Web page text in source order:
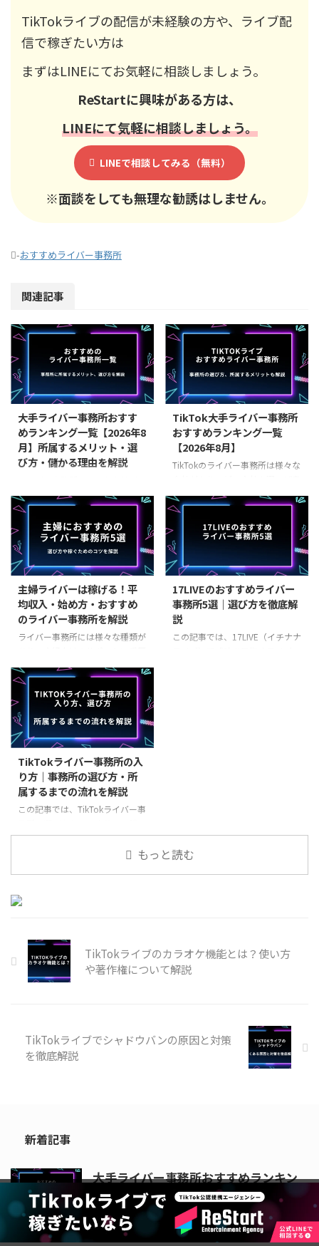
TikTokライブの配信が未経験の方や、ライブ配
信で稼ぎたい方は
まずはLINEにてお気軽に相談しましょう。
ReStartに興味がある方は、
LINEにて気軽に相談しましょう。
LINEで相談してみる（無料）
※面談をしても無理な勧誘はしません。
-おすすめライバー事務所
関連記事
大手ライバー事務所おすす
めランキング一覧【2026年8
月】所属するメリット・選
び方・儲かる理由を解説
りますが、アプリ別に強みを持っ
ていることが多いです。そのた
め、自分が何のアプリでどんな配
信をしたいかを検討する所から始
めましょう。この記事ではおすす
めのライバー事務所や所属するに
あたってのメリットなどを解説し
ます。 この記事で伝えたいこと
ライバー事務所に所属すべき理由
ライバー事務所は実績豊富な所を
選ぶと間違いない ライブ配信ア
代理店）を選ぼう ライバー事務
所とは ライバー事務所とは、ラ
イブ配信者の育成やマネジメント
を行い、ライバーの配信活動を ...
TikTok大手ライバー事務所
おすすめランキング一覧
【2026年8月】
TikTokのライバー事務所は様々な
いか分からないという方も多いの
ではないでしょうか。ライバー事
務所の選び方は様々ありますが、
実績とノルマの有無で選べば間違
いないでしょう。本記事ではおす
すめのTikTokライバー事務所を厳
選して紹介します。 TikTokライ
ブのライバー事務所とは？
TikTokのライバー事務所とは、
TikTokアプリ内のライブ配信機能
「TikTok LIVE」で配信するライ
主婦ライバーは稼げる！平
均収入・始め方・おすすめ
のライバー事務所を解説
ライバー事務所には様々な種類が
い事務所も存在します。また、ラ
イブ配信アプリのリスナー層的に
主婦ライバーは最も伸びやすいた
め、所属する事務所次第でその後
の活躍は大きく変わるでしょう。
本記事では主婦におすすめのライ
バー事務所を紹介します。 主
婦・シングルマザーがライブ配信
で稼げる理由 結論から言うと、
主婦やシングルマザーはライブ配
信で稼げます。 主婦ライバー・
以下の通りです。 リスナーさん
の年齢層に刺さるから 主婦・シ
17LIVEのおすすめライバー
事務所5選｜選び方を徹底解
説
この記事では、17LIVE（イチナナ
事務所とは 17LIVEのライ ...
TikTokライバー事務所の入
り方｜事務所の選び方・所
属するまでの流れを解説
この記事では、TikTokライバー事
契約までの流れを解説します。さ
らに、事務所に所属するメリッ
す。 TikTokライバー事務所とは
TikTokライバー事務所とは、
「ライバー」を専門的にサポート
し、マネジメントを行う組織のこ
とです。 事務所によって違いはあ
るものの、代表的なサポートは以
ーと ...
もっと読む
TikTokライブのカラオケ機能とは？使い方
や著作権について解説
TikTokライブでシャドウバンの原因と対策
を徹底解説
新着記事
大手ライバー事務所おすすめランキン
グ一覧【2026年8月】所属するメリッ
ト・選び方・儲かる理由を解説